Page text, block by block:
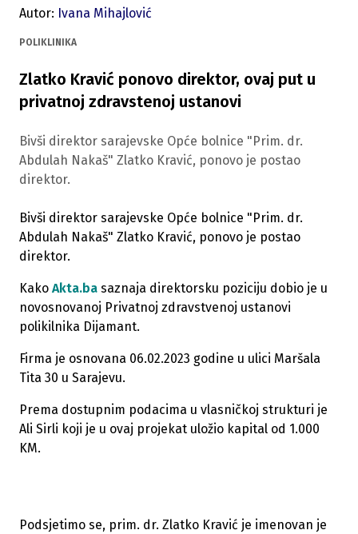
Autor: Ivana Mihajlović
POLIKLINIKA
Zlatko Kravić ponovo direktor, ovaj put u
privatnoj zdravstenoj ustanovi
Bivši direktor sarajevske Opće bolnice "Prim. dr.
Abdulah Nakaš" Zlatko Kravić, ponovo je postao
direktor.
Bivši direktor sarajevske Opće bolnice "Prim. dr.
Abdulah Nakaš" Zlatko Kravić, ponovo je postao
direktor.
Kako Akta.ba saznaja direktorsku poziciju dobio je u
novosnovanoj Privatnoj zdravstvenoj ustanovi
polikilnika Dijamant.
Firma je osnovana 06.02.2023 godine u ulici Maršala
Tita 30 u Sarajevu.
Prema dostupnim podacima u vlasničkoj strukturi je
Ali Sirli koji je u ovaj projekat uložio kapital od 1.000
KM.
Podsjetimo se, prim. dr. Zlatko Kravić je imenovan je